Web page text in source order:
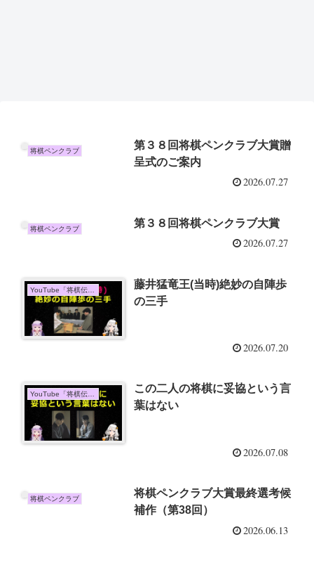
将棋ペンクラブ
第３８回将棋ペンクラブ大賞贈
呈式のご案内
2026.07.27
将棋ペンクラブ 第３８回将棋ペンクラブ大賞
2026.07.27
YouTube「将棋伝説」
藤井猛竜王(当時)絶妙の自陣歩
の三手
2026.07.20
YouTube「将棋伝説」
この二人の将棋に妥協という言
葉はない
2026.07.08
将棋ペンクラブ
将棋ペンクラブ大賞最終選考候
補作（第38回）
2026.06.13